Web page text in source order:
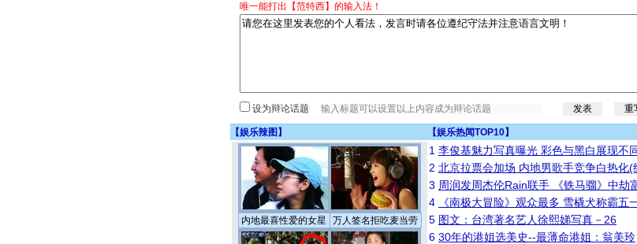
唯一能打出【范特西】的输入法！
设为辩论话题
【娱乐辣图 】 【娱乐热闻TOP10】
内地最喜性爱的女星 万人签名拒吃麦当劳
1 李俊基魅力写真曝光 彩色与黑白展现不
2 北京拉票会加场 内地男歌手竞争白热化(
3 周润发周杰伦Rain联手 《铁马骝》中劫
4
《南极大冒险》观众最多 雪橇犬称霸五
5 图文：台湾著名艺人徐熙娣写真－26
6 30年的港姐选美史--最薄命港姐：翁美玲